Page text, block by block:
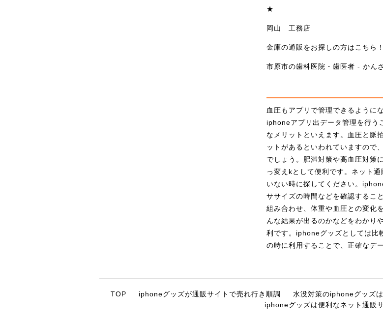
★
岡山 工務店
金庫の通販をお探しの方はこちら
市原市の歯科医院・歯医者 - かん
血圧もアプリで管理できるように
iphoneアプリ出データ管理を行う
なメリットといえます。血圧と脈
ットがあるといわれていますので
でしょう。肥満対策や高血圧対策
っ変えkとして便利です。ネット
いない時に探してください。
ササイズの時間などを確認するこ
組み合わせ、体重や血圧との変化
んな結果が出るのかなどをわかり
利です。iphoneグッズとしては比
の時に利用することで、正確なデ
TOP iphoneグッズが通販サイトで売れ行き順調 水没対策のiphoneグッズ
iphoneグッズは便利なネット通販